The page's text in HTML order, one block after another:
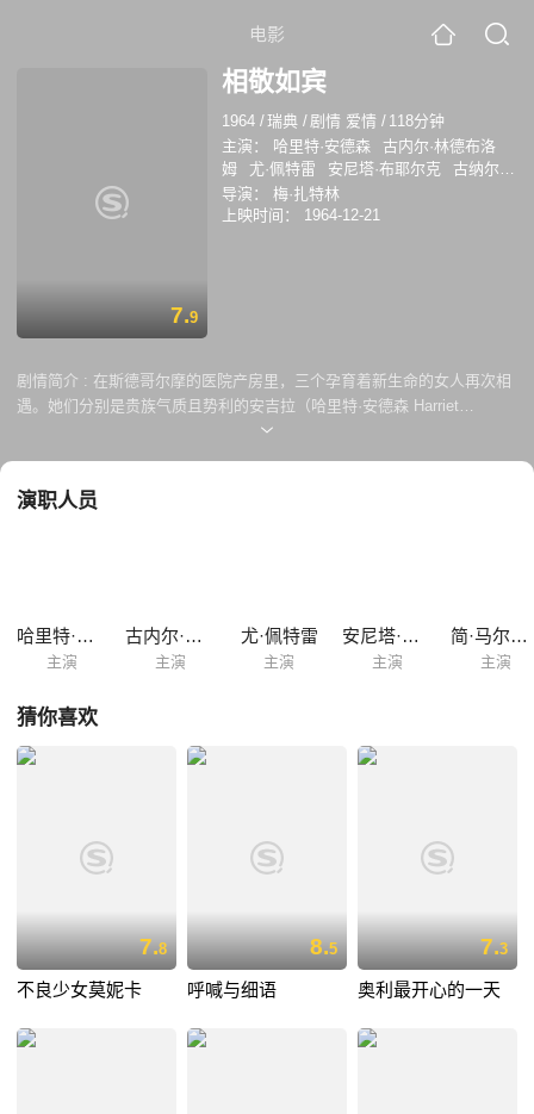
电影
7.9
相敬如宾
1964 /瑞典 /剧情 爱情 / 118分钟
主演：
哈里特·安德森
古内尔·林德布洛
姆
尤·佩特雷 安尼塔·布耶尔克
古纳尔·
布约恩施特兰德
姆斯
Brje Mellvig 斯滕·伦纳特
导演：
梅·扎特林
上映时间：
1964-12-21
剧情简介 : 在斯德哥尔摩的医院产房里，三个孕育着新生命的女人再次相
遇。她们分别是贵族气质且势利的安吉拉（哈里特·安德森 Harriet
Andersson 饰）、活泼烂漫的艾格达（古内尔·林德布洛姆 Gunnel
在等待分娩的过程中，她们年少时期的回忆涌上心头。这些回忆让她们回
侣关系中所面临的各种困境和挑战。
演职人员
哈里特·安德森
主演
古内尔·林德布洛姆
主演
尤·佩特雷
主演
安尼塔·布耶尔克
主演
简·马尔姆斯
主演
猜你喜欢
7.8
不良少女莫妮卡
8.5
呼喊与细语
7.3
奥利最开心的一天